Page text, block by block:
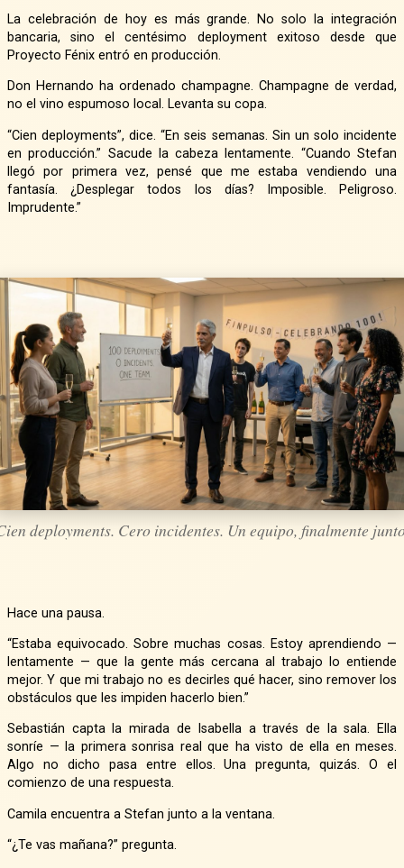
La celebración de hoy es más grande. No solo la integración
bancaria, sino el centésimo deployment exitoso desde que
Proyecto Fénix entró en producción.
Don Hernando ha ordenado champagne. Champagne de verdad,
no el vino espumoso local. Levanta su copa.
“Cien deployments”, dice. “En seis semanas. Sin un solo incidente
en producción.” Sacude la cabeza lentamente. “Cuando Stefan
llegó por primera vez, pensé que me estaba vendiendo una
fantasía. ¿Desplegar todos los días? Imposible. Peligroso.
Imprudente.”
deployments. Cero incidentes. Un equipo, finalmente
Hace una pausa.
“Estaba equivocado. Sobre muchas cosas. Estoy aprendiendo —
lentamente — que la gente más cercana al trabajo lo entiende
mejor. Y que mi trabajo no es decirles qué hacer, sino remover los
obstáculos que les impiden hacerlo bien.”
Sebastián capta la mirada de Isabella a través de la sala. Ella
sonríe — la primera sonrisa real que ha visto de ella en meses.
Algo no dicho pasa entre ellos. Una pregunta, quizás. O el
comienzo de una respuesta.
Camila encuentra a Stefan junto a la ventana.
“¿Te vas mañana?” pregunta.